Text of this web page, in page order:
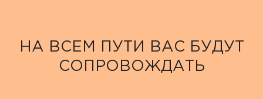
НА ВСЕМ ПУТИ ВАС БУДУТ
СОПРОВОЖДАТЬ